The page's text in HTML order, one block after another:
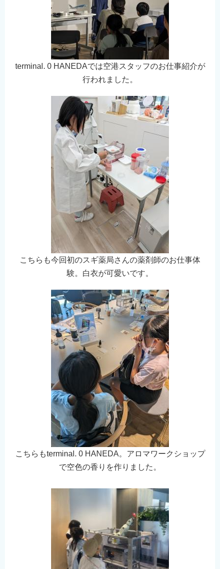
terminal. 0 HANEDAでは空港スタッフのお仕事紹介が
行われました。
こちらも今回初のスギ薬局さんの薬剤師のお仕事体
験。白衣が可愛いです。
こちらもterminal. 0 HANEDA。アロマワークショップ
で空色の香りを作りました。